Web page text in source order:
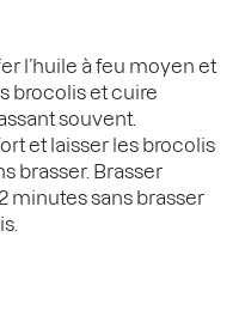
l’huile à feu moyen et
brocolis et cuire
souvent.
et laisser les brocolis
brasser. Brasser
minutes sans brasser